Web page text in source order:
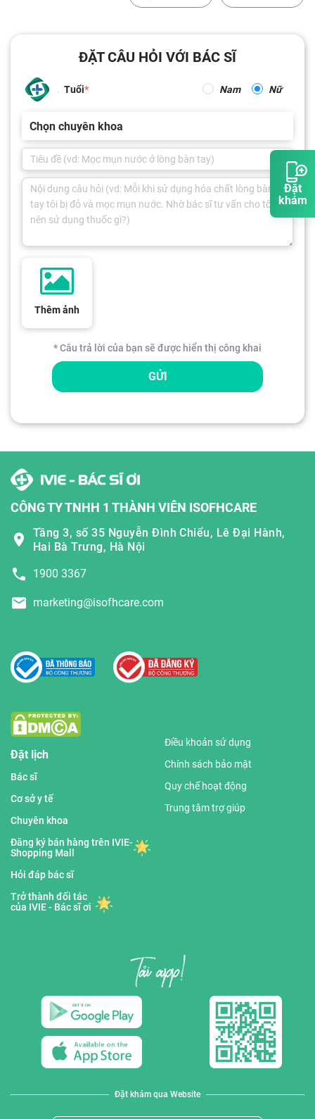
Đặt
khám
ĐẶT CÂU HỎI VỚI BÁC SĨ
Tuổi Nam Nữ
Chọn chuyên khoa
Thêm ảnh
* Câu trả lời của bạn sẽ được hiển thị công khai
GỬI
CÔNG TY TNHH 1 THÀNH VIÊN ISOFHCARE
Tầng 3, số 35 Nguyễn Đình Chiểu, Lê Đại Hành,
Hai Bà Trưng, Hà Nội
1900 3367
marketing@isofhcare.com
Đặt lịch
Bác sĩ
Cơ sở y tế
Chuyên khoa
Đăng ký bán hàng trên IVIE-
Shopping Mall
Hỏi đáp bác sĩ
Trở thành đối tác
của IVIE - Bác sĩ ơi
Điều khoản sử dụng
Chính sách bảo mật
Quy chế hoạt động
Trung tâm trợ giúp
Đặt khám qua Website